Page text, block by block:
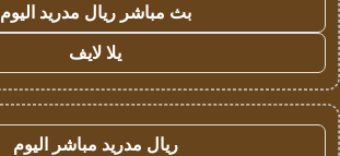
بث مباشر ريال مدريد اليوم
يلا لايف
ريال مدريد مباشر اليوم